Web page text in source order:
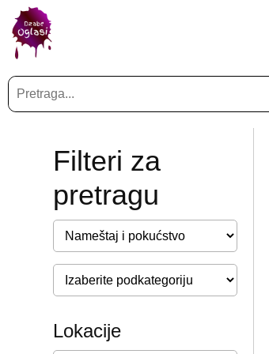
Vrednost view ostaje 0
Filteri za
pretragu
Lokacije